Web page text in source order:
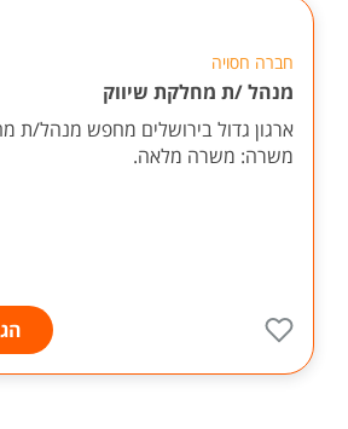
חברה חסויה
מנהל /ת מחלקת שיווק
ארגון גדול בירושלים מחפש מנהל/ת
משרה: משרה מלאה.